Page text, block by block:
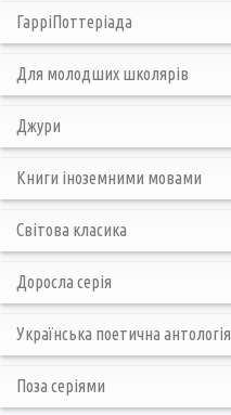
ГарріПоттеріада
Для молодших школярів
Джури
Книги іноземними мовами
Світова класика
Доросла серія
Українська поетична антологія
Поза серіями